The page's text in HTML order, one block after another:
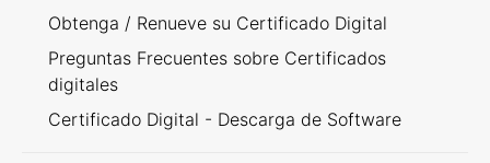
Obtenga / Renueve su Certificado Digital
Preguntas Frecuentes sobre Certificados
digitales
Certificado Digital - Descarga de Software